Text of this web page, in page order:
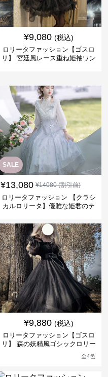
¥9,080 (税込)
ロリータファッション【ゴスロ
リ】 宮廷風レース重ね姫袖ワン
SALE
¥13,080 ¥14080(割引前)
ロリータファッション 【クラシ
カルロリータ】優雅な姫君のテ
¥9,880 (税込)
ロリータファッション【ゴスロ
リ】 森の妖精風ゴシックロリー
全4色